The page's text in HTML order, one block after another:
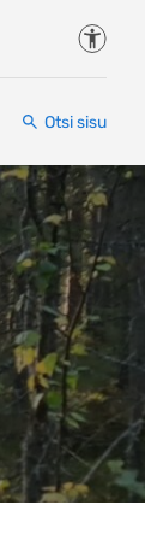
Otsi sisu